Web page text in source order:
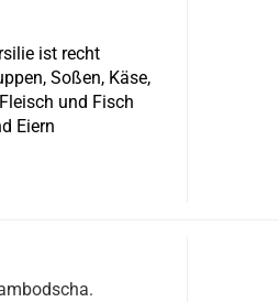
ist recht
Soßen, Käse,
und Fisch
Eiern